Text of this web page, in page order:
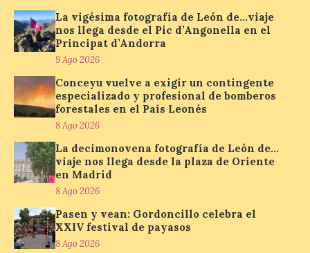
organizado por la sección
juvenil de la Asociación
Enróllate, la Asociación
Conceyu País Llionés y el Diario de
Turismo, Ocio e Información para
nos envía la vigésima fotografía de […]
Concierto del Iberia
Marimba Ensemble en la
Plaza del Ayuntamiento de
Ponferrada
Iberia Marimba es un es
La vigésima fotografía de León de…viaje
nos llega desde el Pic d’Angonella en el
Principat d’Andorra
9 Ago 2026
Conceyu vuelve a exigir un contingente
especializado y profesional de bomberos
forestales en el País Leonés
8 Ago 2026
La decimonovena fotografía de León de…
viaje nos llega desde la plaza de Oriente
en Madrid
8 Ago 2026
Pasen y vean: Gordoncillo celebra el
XXIV festival de payasos
8 Ago 2026